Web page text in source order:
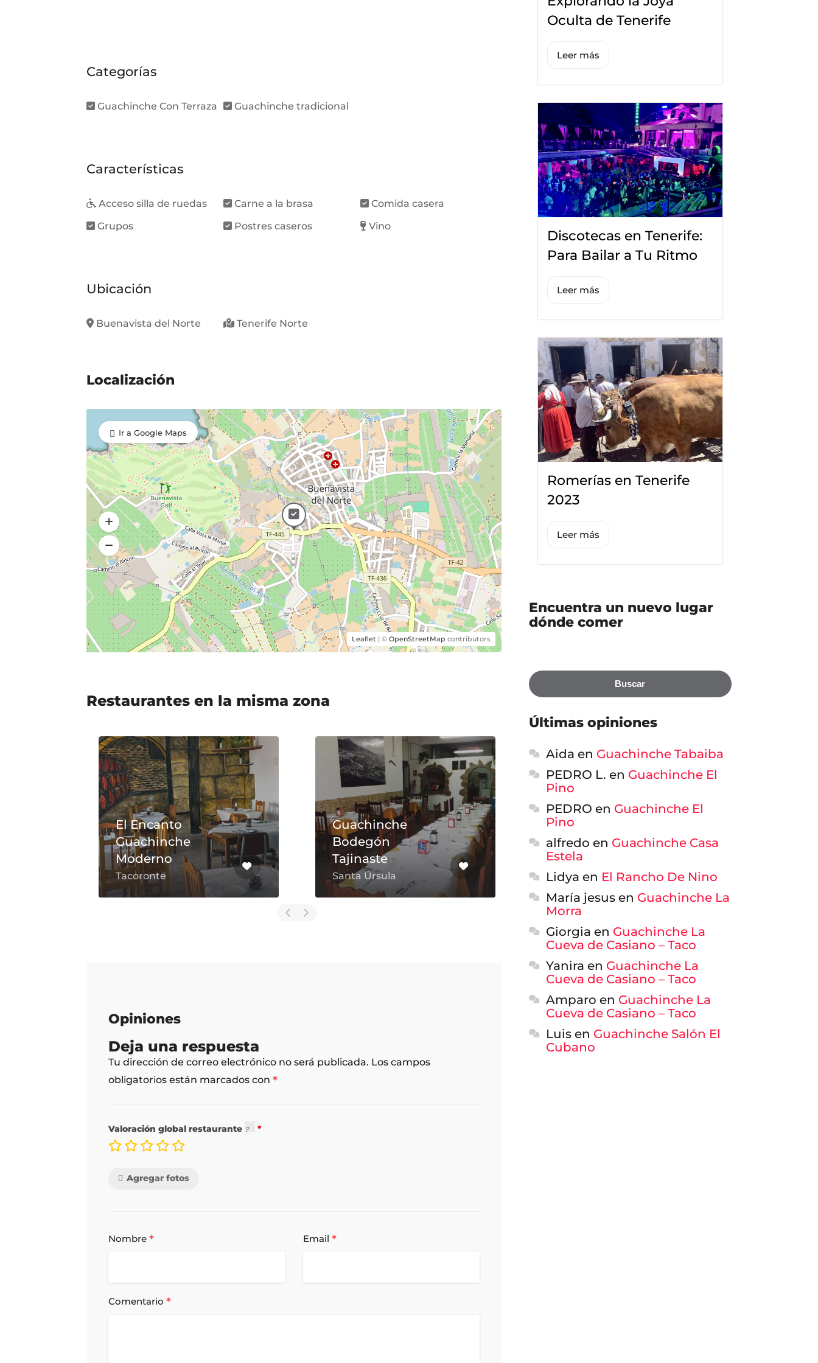
Categorías
Guachinche Con Terraza Guachinche tradicional
Características
Acceso silla de ruedas Carne a la brasa
Comida casera
Grupos
Postres caseros Vino
Ubicación
Buenavista del Norte Tenerife Norte
Localización
Leaflet | © OpenStreetMap contributors
Ir a Google Maps
Restaurantes en la misma zona
El Encanto
Guachinche
Moderno
Tacoronte
Guachinche
Bodegón
Tajinaste
Santa Úrsula
Bar-Cafetería La
Ratonera
Opiniones
Deja una respuesta
Tu dirección de correo electrónico no será publicada. Los campos
obligatorios están marcados con *
Valoración global restaurante
Agregar fotos
Nombre * Email *
Comentario *
Oculta de Tenerife
Leer más
Discotecas en Tenerife:
Para Bailar a Tu Ritmo
Leer más
Romerías en Tenerife
2023
Leer más
Encuentra un nuevo lugar
dónde comer
Buscar
Últimas opiniones
Aida en Guachinche Tabaiba
PEDRO L. en Guachinche El
Pino
PEDRO en Guachinche El
Pino
alfredo en Guachinche Casa
Estela
Lidya en El Rancho De Nino
María jesusen Guachinche La
Morra
Giorgia en Guachinche La
Cueva de Casiano – Taco
Yanira en Guachinche La
Cueva de Casiano – Taco
Amparo en Guachinche La
Cueva de Casiano – Taco
Luisen Guachinche Salón El
Cubano